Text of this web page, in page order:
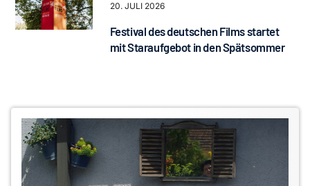
20. JULI 2026
Festival des deutschen Films startet
mit Staraufgebot in den Spätsommer